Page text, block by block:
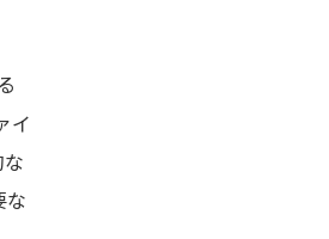
イ
な